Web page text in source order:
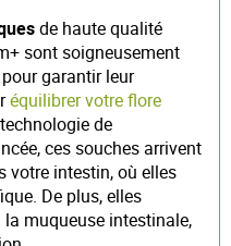
de haute qualité
sont soigneusement
garantir leur
équilibrer votre flore
de
ces souches arrivent
votre intestin, où elles
De plus, elles
muqueuse intestinale,